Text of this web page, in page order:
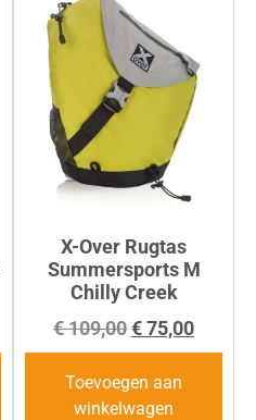
X-Over Rugtas
Summersports M
Chilly Creek
€109,00€75,00
Toevoegen aan
winkelwagen